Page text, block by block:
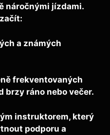
náročnými jízdami.
a známých
frekventovaných
brzy ráno nebo večer.
instruktorem, který
podporu a